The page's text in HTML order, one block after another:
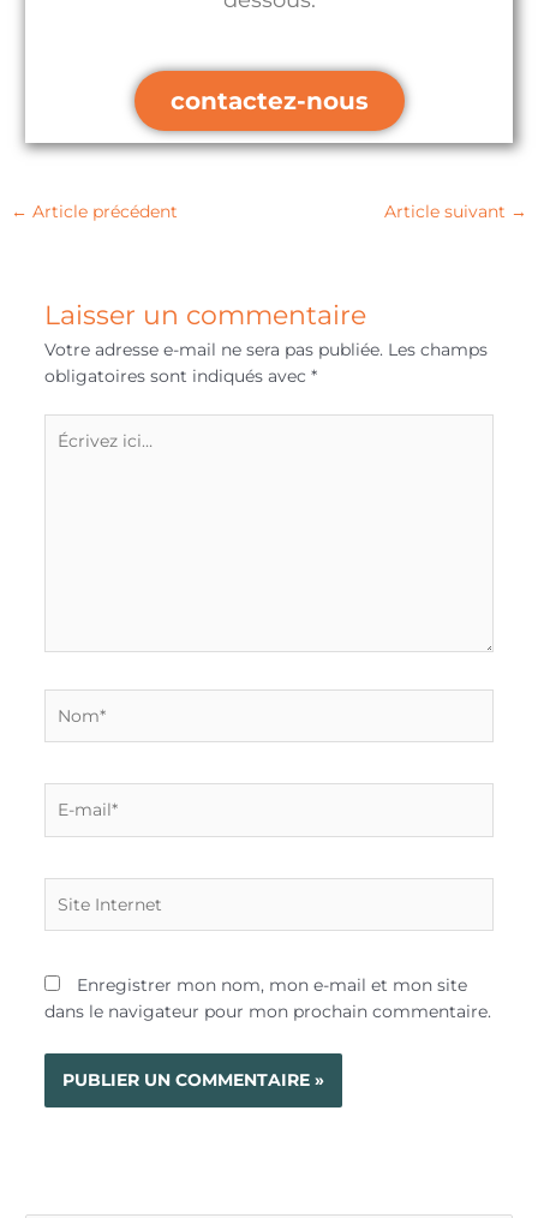
contactez-nous
← Article précédent Article suivant →
Laisser un commentaire
Votre adresse e-mail ne sera pas publiée. Les champs
obligatoires sont indiqués avec *
ici…
mail*
Internet
Enregistrer mon nom, mon e-mail et mon site
dans le navigateur pour mon prochain commentaire.